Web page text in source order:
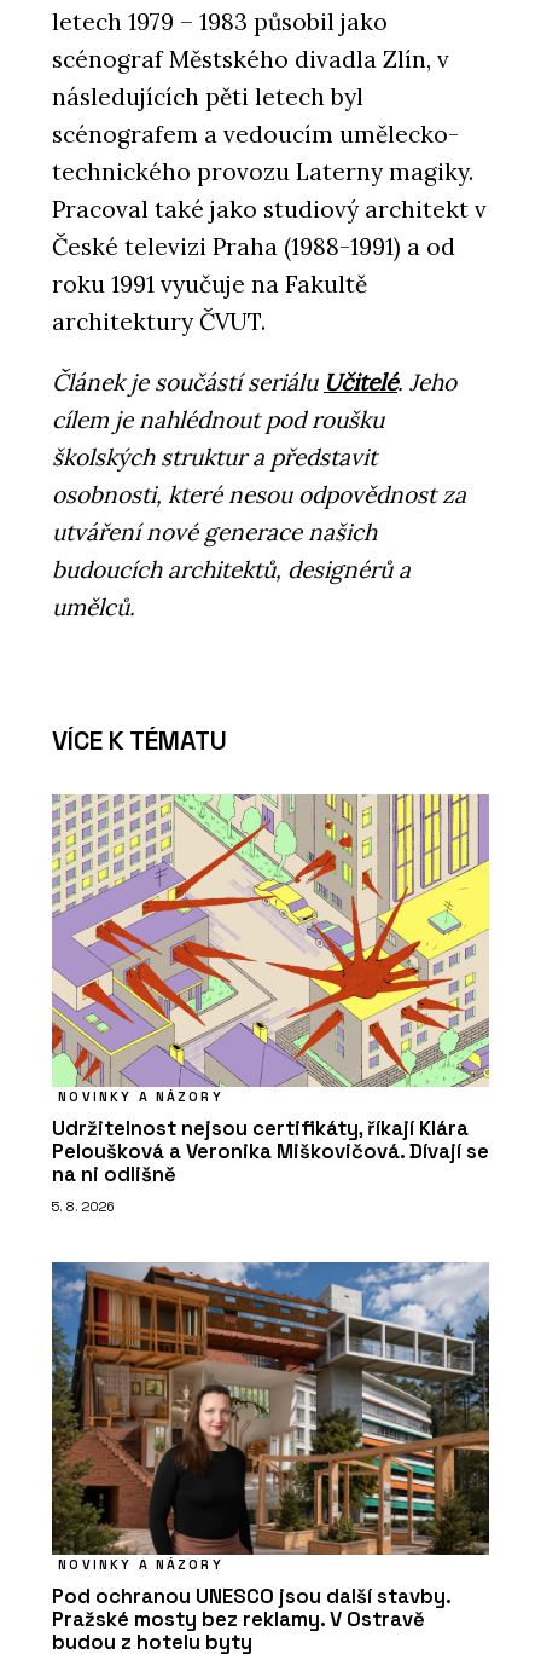
letech 1979 – 1983 působil jako
scénograf Městského divadla Zlín, v
následujících pěti letech byl
scénografem a vedoucím umělecko-
technického provozu Laterny magiky.
Pracoval také jako studiový architekt v
České televizi Praha (1988-1991) a od
roku 1991 vyučuje na Fakultě
architektury ČVUT.
Článek je součástí seriálu Učitelé. Jeho
cílem je nahlédnout pod roušku
školských struktur a představit
osobnosti, které nesou odpovědnost za
utváření nové generace našich
budoucích architektů, designérů a
umělců.
VÍCE K TÉMATU
NOVINKY A NÁZORY
Udržitelnost nejsou certifikáty, říkají Klára
Peloušková a Veronika Miškovičová. Dívají se
na ni odlišně
5. 8. 2026
NOVINKY A NÁZORY
Pod ochranou UNESCO jsou další stavby.
Pražské mosty bez reklamy. V Ostravě
budou z hotelu byty